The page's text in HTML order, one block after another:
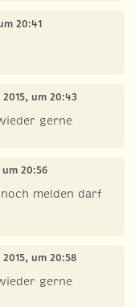
20:41
um 20:43
gerne
um 20:56
melden darf
um 20:58
gerne